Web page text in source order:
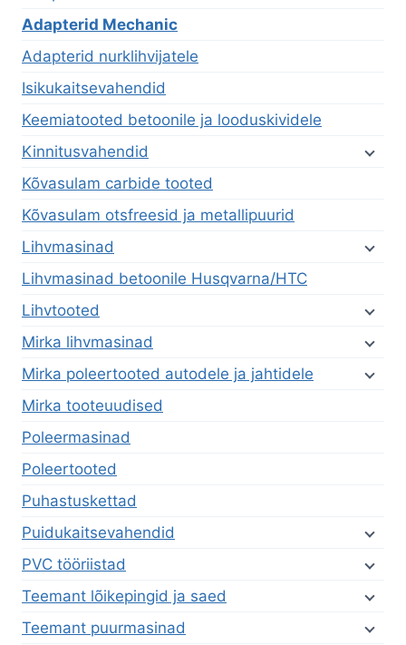
Adapterid Mechanic
Adapterid nurklihvijatele
Isikukaitsevahendid
Keemiatooted betoonile ja looduskividele
Kinnitusvahendid
Kõvasulam carbide tooted
Kõvasulam otsfreesid ja metallipuurid
Lihvmasinad
Lihvmasinad betoonile Husqvarna/HTC
Lihvtooted
Mirka lihvmasinad
Mirka poleertooted autodele ja jahtidele
Mirka tooteuudised
Poleermasinad
Poleertooted
Puhastuskettad
Puidukaitsevahendid
PVC tööriistad
Teemant lõikepingid ja saed
Teemant puurmasinad